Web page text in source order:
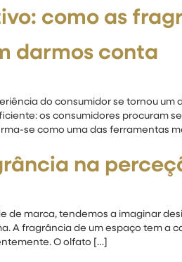
como as
darmos conta
do consumidor se tornou
os consumidores procuram
se como uma das ferramentas
na
de marca, tendemos a imaginar
A fragrância de um espaço tem a
O olfato […]